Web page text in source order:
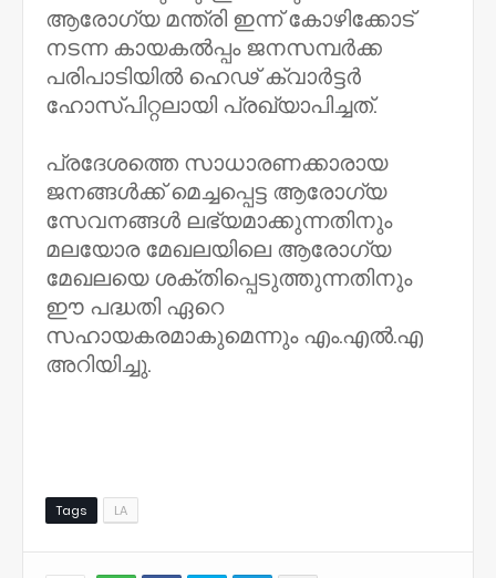
ആരോഗ്യ മന്ത്രി ഇന്ന് കോഴിക്കോട്
നടന്ന കായകൽപ്പം ജനസമ്പർക്ക
പരിപാടിയിൽ ഹെഢ് ക്വാർട്ടർ
ഹോസ്പിറ്റലായി പ്രഖ്യാപിച്ചത്.
പ്രദേശത്തെ സാധാരണക്കാരായ
ജനങ്ങൾക്ക് മെച്ചപ്പെട്ട ആരോഗ്യ
സേവനങ്ങൾ ലഭ്യമാക്കുന്നതിനും
മലയോര മേഖലയിലെ ആരോഗ്യ
മേഖലയെ ശക്തിപ്പെടുത്തുന്നതിനും
ഈ പദ്ധതി ഏറെ
സഹായകരമാകുമെന്നും എം.എൽ.എ
അറിയിച്ചു.
Tags LA